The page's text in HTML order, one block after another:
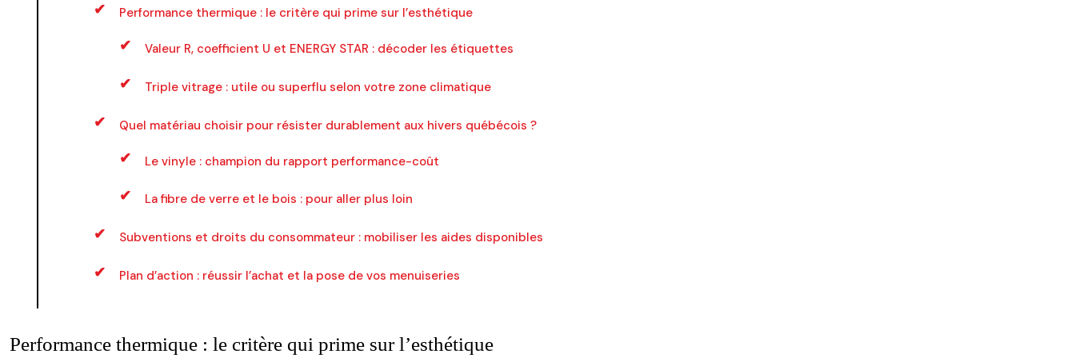
Performance thermique : le critère qui prime sur l’esthétique
Valeur R, coefficient U et ENERGY STAR : décoder les étiquettes
Triple vitrage : utile ou superflu selon votre zone climatique
Quel matériau choisir pour résister durablement aux hivers québécois ?
Le vinyle : champion du rapport performance-coût
La fibre de verre et le bois : pour aller plus loin
Subventions et droits du consommateur : mobiliser les aides disponibles
Plan d’action : réussir l’achat et la pose de vos menuiseries
Performance thermique : le critère qui prime sur l’esthétique